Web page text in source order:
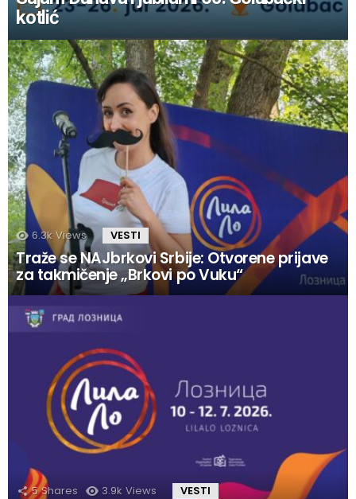
kotlić
6.3k Views VESTI
Traže se NAJbrkovi Srbije: Otvorene prijave
za takmičenje „Brkovi po Vuku“
5 Shares 3.9k Views VESTI